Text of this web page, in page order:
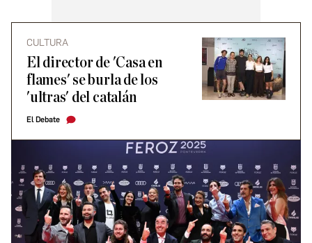
CULTURA
El director de 'Casa en
flames' se burla de los
'ultras' del catalán
El Debate